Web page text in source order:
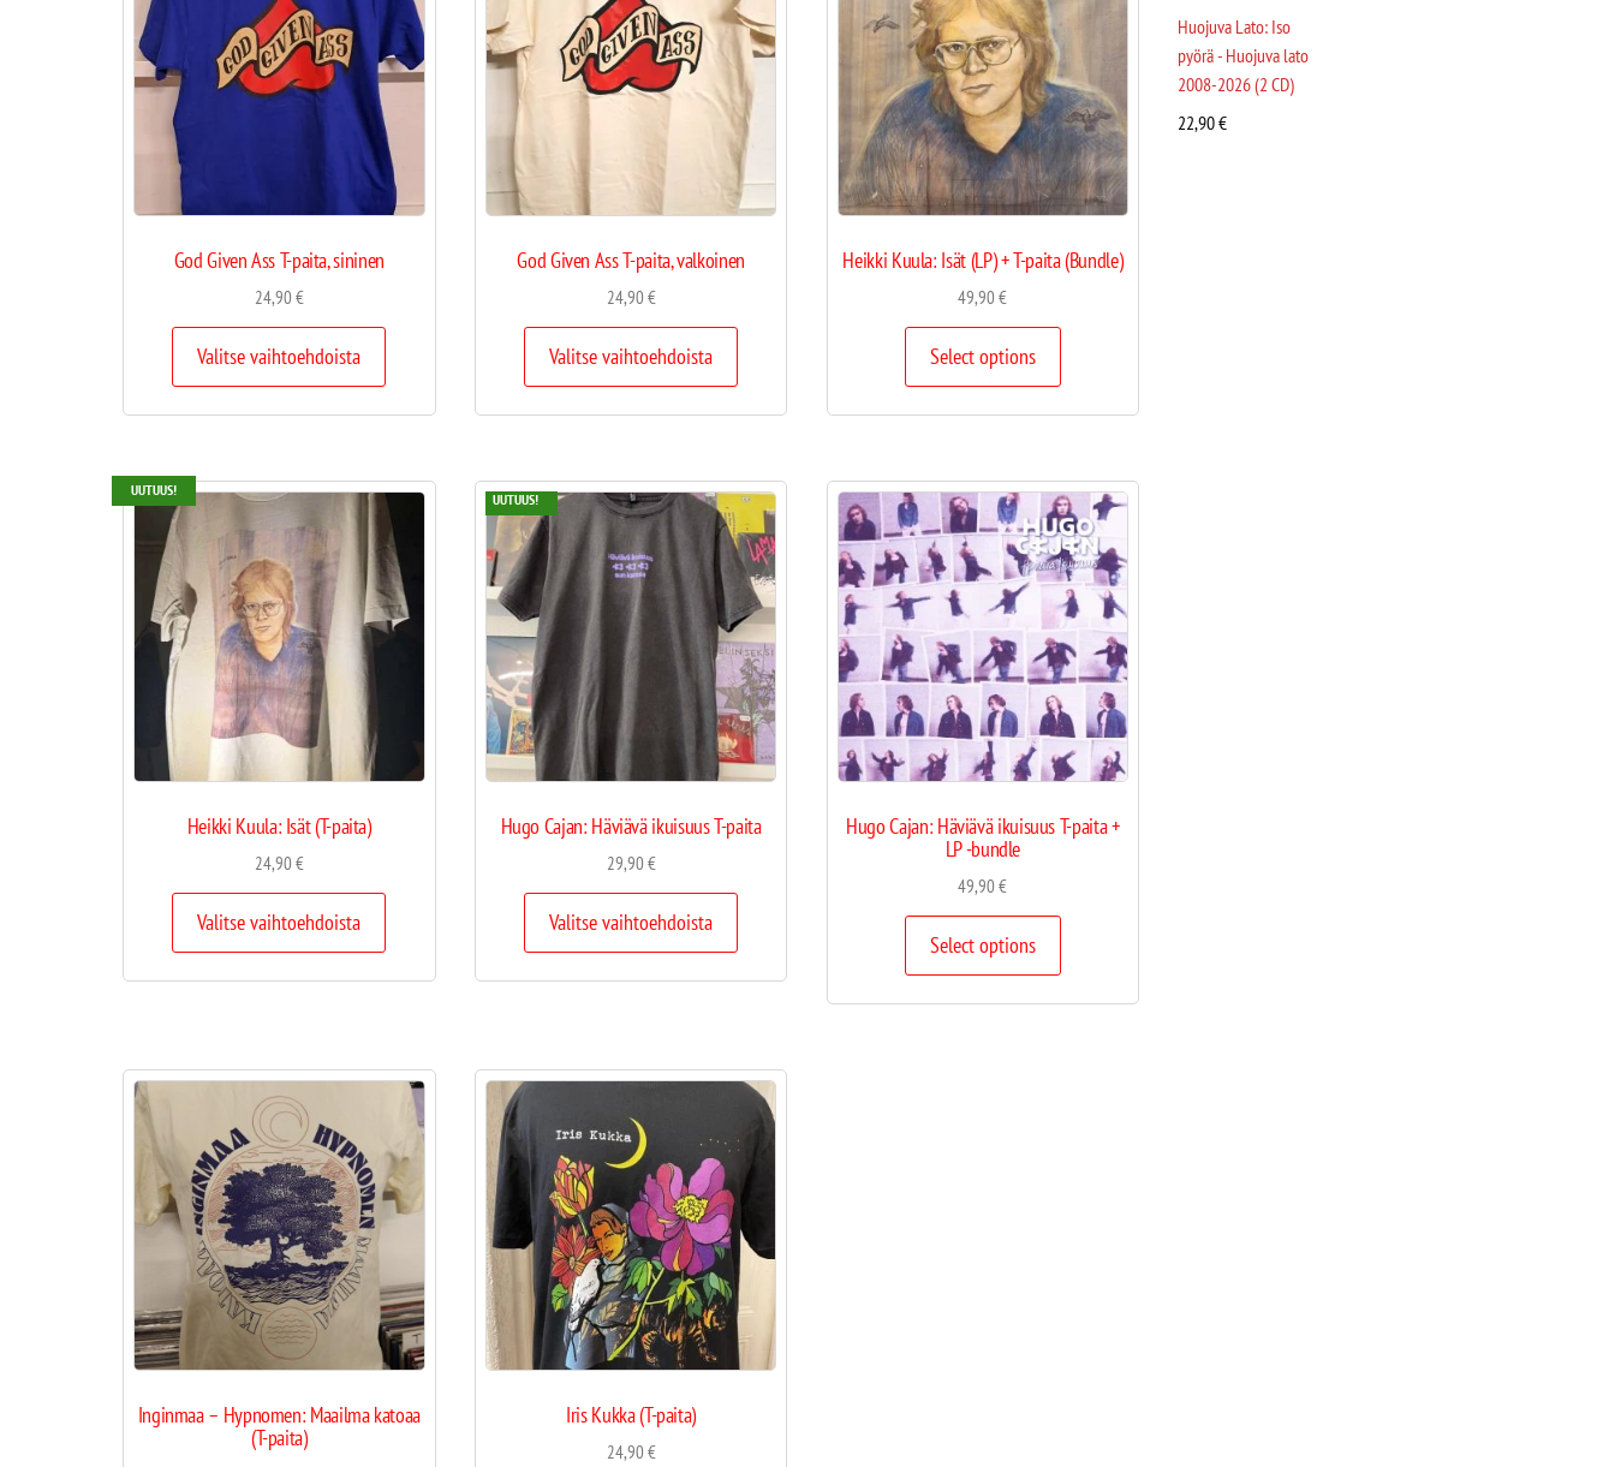
God Given Ass T-paita, sininen
24,90€
Valitse vaihtoehdoista
God Given Ass T-paita, valkoinen
24,90€
Valitse vaihtoehdoista
Heikki Kuula: Isät (LP) + T-paita (Bundle)
49,90€
Select options
UUTUUS!
Heikki Kuula: Isät (T-paita)
24,90€
Valitse vaihtoehdoista
UUTUUS!
Hugo Cajan: Häviävä ikuisuus T-paita
29,90€
Valitse vaihtoehdoista
Hugo Cajan: Häviävä ikuisuus T-paita +
LP -bundle
49,90€
Select options
Inginmaa – Hypnomen: Maailma katoaa
(T-paita)
Iris Kukka (T-paita)
24,90€
Huojuva Lato: Iso
pyörä - Huojuva lato
2008-2026 (2 CD)
22,90€